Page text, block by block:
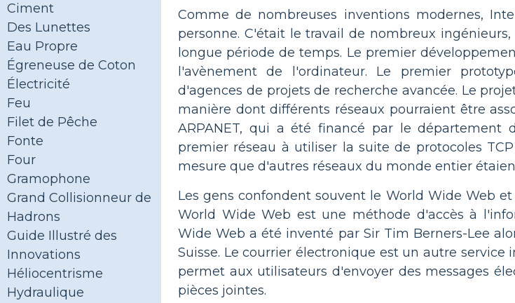
Ciment
Des Lunettes
Eau Propre
Égreneuse de Coton
Électricité
Feu
Filet de Pêche
Fonte
Four
Gramophone
Grand Collisionneur de
Hadrons
Guide Illustré des
Innovations
Héliocentrisme
Hydraulique
Comme de nombreuses inventions modernes,
personne. C'était le travail de nombreux
longue période de temps. Le premier
l'avènement de l'ordinateur. Le premier
d'agences de projets de recherche avancée. Le
manière dont différents réseaux pourraient être
ARPANET, qui a été financé par le département
premier réseau à utiliser la suite de protocoles
mesure que d'autres réseaux du monde entier
Les gens confondent souvent le World Wide Web
World Wide Web est une méthode d'accès à
Wide Web a été inventé par Sir Tim Berners-Lee
Suisse. Le courrier électronique est un autre
permet aux utilisateurs d'envoyer des messages
pièces jointes.